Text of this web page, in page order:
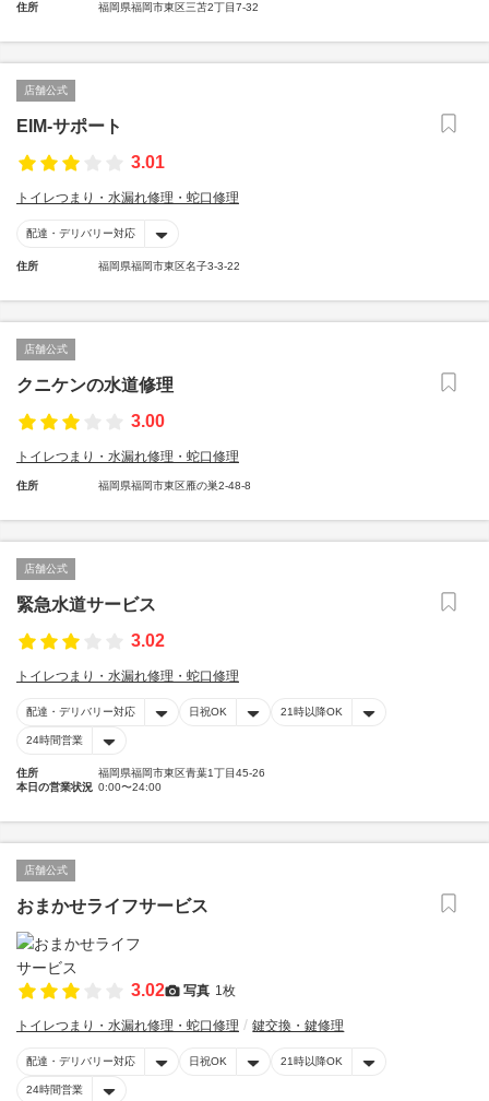
住所 福岡県福岡市東区三苫2丁目7-32
店舗公式
EIM-サポート
3.01
トイレつまり・水漏れ修理・蛇口修理
配達・デリバリー対応
住所 福岡県福岡市東区名子3-3-22
店舗公式
クニケンの水道修理
3.00
トイレつまり・水漏れ修理・蛇口修理
住所 福岡県福岡市東区雁の巣2-48-8
店舗公式
緊急水道サービス
3.02
トイレつまり・水漏れ修理・蛇口修理
配達・デリバリー対応 日祝OK 21時以降OK
24時間営業
住所
福岡県福岡市東区青葉1丁目45-26
本日の営業状況 0:00〜24:00
店舗公式
おまかせライフサービス
3.02 写真 1枚
トイレつまり・水漏れ修理・蛇口修理 鍵交換・鍵修理
配達・デリバリー対応 日祝OK 21時以降OK
24時間営業